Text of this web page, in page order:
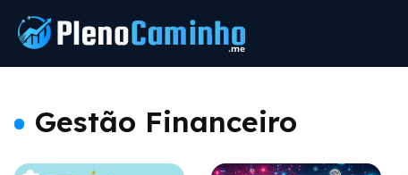
Gestão Financeiro